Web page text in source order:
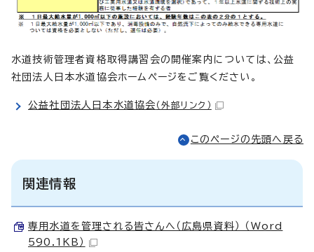
水道技術管理者資格取得講習会の開催案内については、公益
社団法人日本水道協会ホームページをご覧ください。
公益社団法人日本水道協会 （外部リンク）
このページの先頭へ戻る
関連情報
専用水道を管理される皆さんへ（広島県資料） （Word
590.1KB）